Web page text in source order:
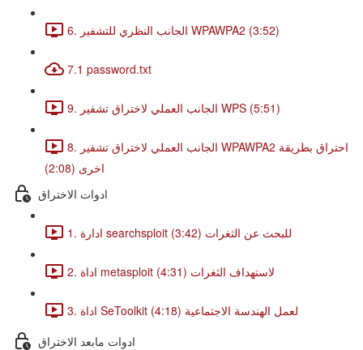
6. الجانب النظري للتشفير WPAWPA2 (3:52)
7.1 password.txt
9. الجانب العملي لاختراق تشفير WPS (5:51)
8. الجانب العملي لاختراق تشفير WPAWPA2 احتراق بطريقة
اخرى (2:08)
ادوات الاختراق
1. ادارة searchsploit للبحث عن الثغرات (3:42)
2. اداة metasploit لاستهداف الثغرات (4:31)
3. اداة SeToolkit لعمل الهندسة الاجتماعية (4:18)
ادوات مابعد الاختراق